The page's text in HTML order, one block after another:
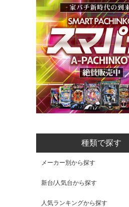
種類で探す
メーカー別から探す
新台/人気台から探す
人気ランキングから探す